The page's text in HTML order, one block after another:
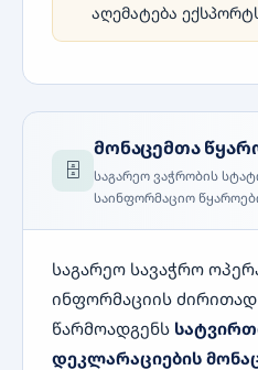
აღემატება
🗄️
მონაცემთა
საგარეო ვაჭრობის
საინფორმაციო
საგარეო სავაჭრო
ინფორმაციის
წარმოადგენს
დეკლარაციების